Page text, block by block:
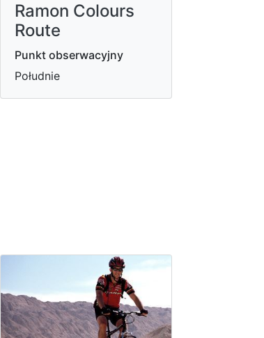
Ramon Colours
Route
Punkt obserwacyjny
Południe